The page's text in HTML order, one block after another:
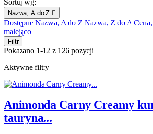
Sortuj wg:
Nazwa, A do Z 
Dostępne Nazwa, A do Z Nazwa, Z do A
malejąco
Filtr
Pokazano 1-12 z 126 pozycji
Aktywne filtry
Animonda Carny Creamy
tauryna...